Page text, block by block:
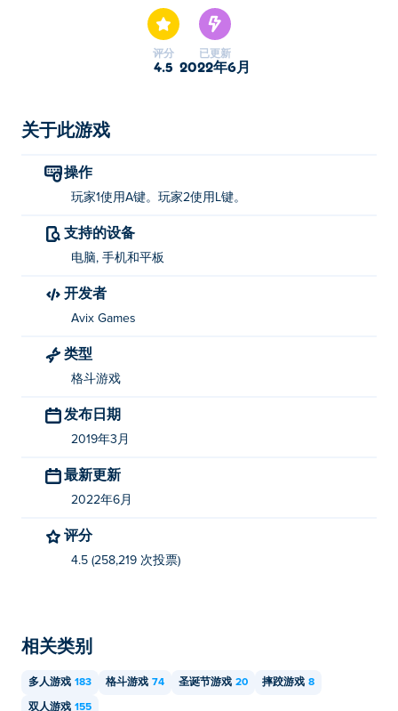
评分
4.5
已更新
2022年6月
关于此游戏
操作
玩家1使用A键。玩家2使用L键。
支持的设备
电脑, 手机和平板
开发者
Avix Games
类型
格斗游戏
发布日期
2019年3月
最新更新
2022年6月
评分
4.5 (258,219 次投票)
相关类别
多人游戏 183 格斗游戏 74 圣诞节游戏 20 摔跤游戏 8
双人游戏 155